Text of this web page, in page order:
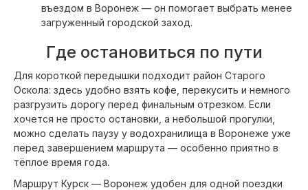
въездом в Воронеж — он помогает выбрать менее
загруженный городской заход.
Где остановиться по пути
Для короткой передышки подходит район Старого
Оскола: здесь удобно взять кофе, перекусить и немного
разгрузить дорогу перед финальным отрезком. Если
хочется не просто остановки, а небольшой прогулки,
можно сделать паузу у водохранилища в Воронеже уже
перед завершением маршрута — особенно приятно в
тёплое время года.
Маршрут Курск — Воронеж удобен для одной поездки